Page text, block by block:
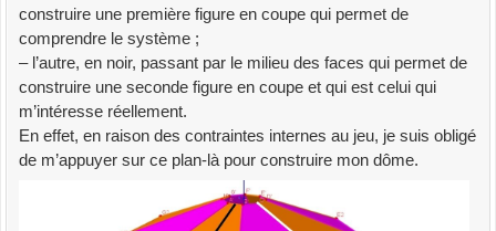
construire une première figure en coupe qui permet de
comprendre le système ;
– l’autre, en noir, passant par le milieu des faces qui permet de
construire une seconde figure en coupe et qui est celui qui
m’intéresse réellement.
En effet, en raison des contraintes internes au jeu, je suis obligé
de m’appuyer sur ce plan-là pour construire mon dôme.